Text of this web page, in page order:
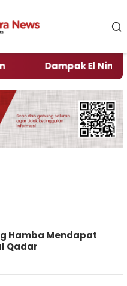
Dampak El Nino,
Hamba Mendapat
Qadar